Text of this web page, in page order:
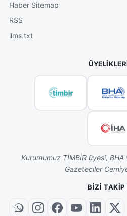
Haber Sitemap
RSS
llms.txt
Kurumumuz TİMBİR üyesi,
Gazeteciler
BIZI TAKIP